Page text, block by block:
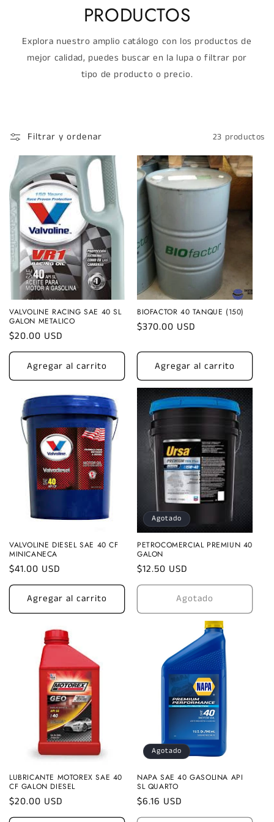
PRODUCTOS
Explora nuestro amplio catálogo con los productos de
mejor calidad, puedes buscar en la lupa o filtrar por
tipo de producto o precio.
Filtrar y ordenar 23 productos
VALVOLINE RACING SAE 40 SL
GALON METALICO
Precio
habitual
$20.00 USD
Agregar al carrito
BIOFACTOR 40 TANQUE (150)
Precio
$370.00 USD
Agregar al carrito
VALVOLINE DIESEL SAE 40 CF
MINICANECA
Precio
habitual
$41.00 USD
Agregar al carrito
Agotado
PETROCOMERCIAL PREMIUN 40
GALON
Precio
habitual
$12.50 USD
Agotado
LUBRICANTE MOTOREX SAE 40
CF GALON DIESEL
Precio
habitual
$20.00 USD
Agotado
NAPA SAE 40 GASOLINA API
SL QUARTO
Precio
habitual
$6.16 USD